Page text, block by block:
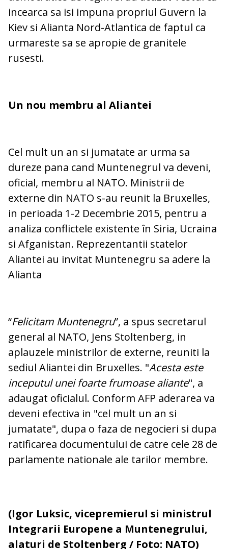
incearca sa isi impuna propriul Guvern la
Kiev si Alianta Nord-Atlantica de faptul ca
urmareste sa se apropie de granitele
rusesti.
Un nou membru al Aliantei
Cel mult un an si jumatate ar urma sa
dureze pana cand Muntenegrul va deveni,
oficial, membru al NATO. Ministrii de
externe din NATO s-au reunit la Bruxelles,
in perioada 1-2 Decembrie 2015, pentru a
analiza conflictele existente în Siria, Ucraina
si Afganistan. Reprezentantii statelor
Aliantei au invitat Muntenegru sa adere la
Alianta
“Felicitam Muntenegru”, a spus secretarul
general al NATO, Jens Stoltenberg, in
aplauzele ministrilor de externe, reuniti la
sediul Aliantei din Bruxelles. "Acesta este
inceputul unei foarte frumoase aliante", a
adaugat oficialul. Conform AFP aderarea va
deveni efectiva in "cel mult un an si
jumatate", dupa o faza de negocieri si dupa
ratificarea documentului de catre cele 28 de
parlamente nationale ale tarilor membre.
(Igor Luksic, vicepremierul si ministrul
Integrarii Europene a Muntenegrului,
alaturi de Stoltenberg / Foto: NATO)